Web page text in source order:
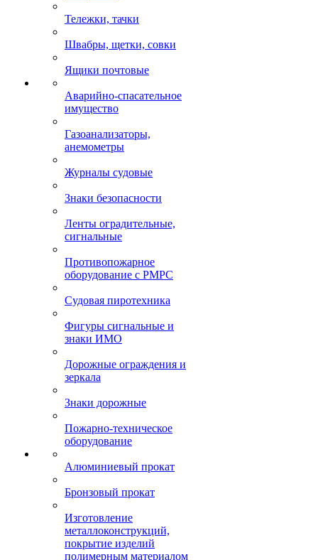
Тележки, тачки
Швабры, щетки, совки
Ящики почтовые
Аварийно-спасательное
имущество
Газоанализаторы,
анемометры
Журналы судовые
Знаки безопасности
Ленты оградительные,
сигнальные
Противопожарное
оборудование с РМРС
Судовая пиротехника
Фигуры сигнальные и
знаки ИМО
Дорожные ограждения и
зеркала
Знаки дорожные
Пожарно-техническое
оборудование
Алюминиевый прокат
Бронзовый прокат
Изготовление
металлоконструкций,
покрытие изделий
полимерным материалом